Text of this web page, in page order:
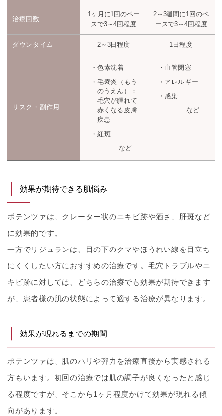
治療回数
1ヶ月に1回のペー
スで3～4回程度
2～3週間に1回のペ
ースで3～4回程度
ダウンタイム 2～3日程度 1日程度
リスク・副作用
色素沈着
毛嚢炎（もう
のうえん）：
毛穴が腫れて
赤くなる皮膚
疾患
紅斑
など
血管閉塞
アレルギー
感染
など
効果が期待できる肌悩み
ポテンツァは、クレーター状のニキビ跡や酒さ、肝斑など
に効果的です。
一方でリジュランは、目の下のクマやほうれい線を目立ち
にくくしたい方におすすめの治療です。毛穴トラブルやニ
キビ跡に対しては、どちらの治療でも効果が期待できます
が、患者様の肌の状態によって適する治療が異なります。
効果が現れるまでの期間
ポテンツァは、肌のハリや弾力を治療直後から実感される
方もいます。初回の治療では肌の調子が良くなったと感じ
る程度ですが、そこから1ヶ月程度かけて効果が現れる傾
向があります。